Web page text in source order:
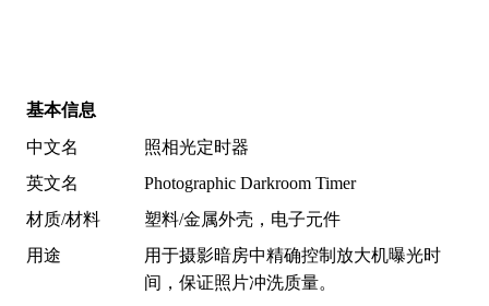
基本信息
中文名
照相光定时器
英文名
Photographic Darkroom Timer
材质/材料
塑料/金属外壳，电子元件
用途
用于摄影暗房中精确控制放大机曝光时
间，保证照片冲洗质量。